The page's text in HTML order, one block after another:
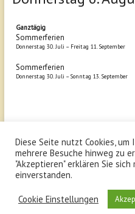
Ganztägig
Sommerferien
Donnerstag 30. Juli – Freitag 11. September
Sommerferien
Donnerstag 30. Juli –Sonntag 13. September
Copyright © 2026
Theme:Explorevon
Diese Seite nutzt Cookies,
mehrere Besuche hinweg zu
"Akzeptieren" erklären Sie
einverstanden.
Cookie Einstellungen